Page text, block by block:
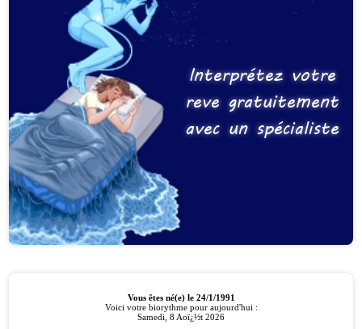
Interprétez votre
reve gratuitement
avec un spécialiste